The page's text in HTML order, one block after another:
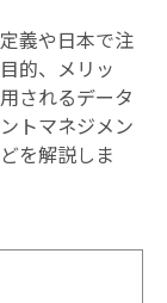
義や日本で注
的、メリッ
されるデータ
トマネジメン
を解説しま